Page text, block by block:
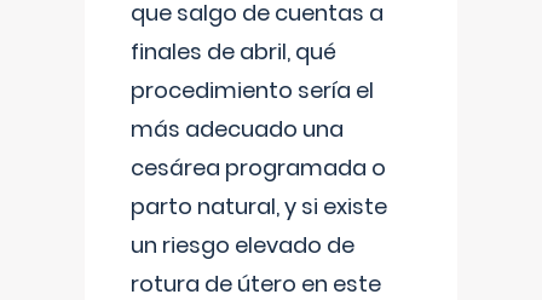
que salgo de cuentas a
finales de abril, qué
procedimiento sería el
más adecuado una
cesárea programada o
parto natural, y si existe
un riesgo elevado de
rotura de útero en este